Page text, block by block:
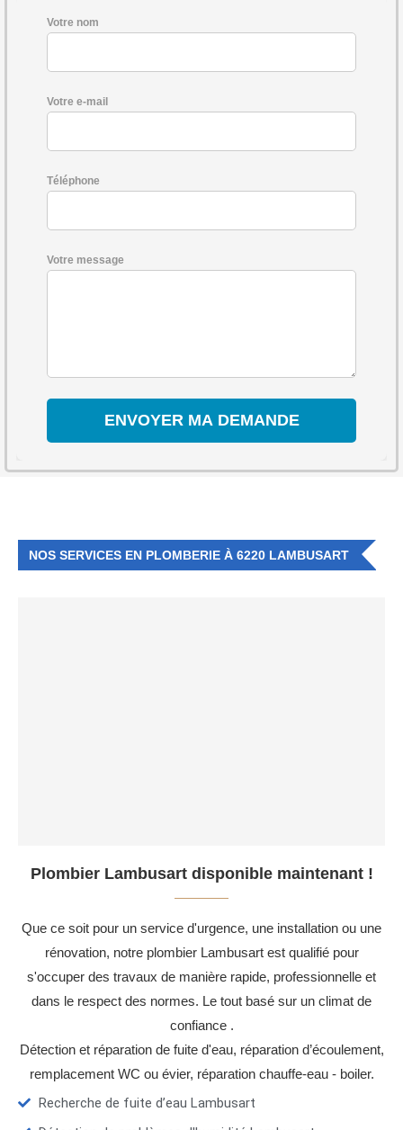
Votre nom
Votre e-mail
Téléphone
Votre message
NOS SERVICES EN PLOMBERIE À 6220 LAMBUSART
Plombier Lambusart disponible maintenant !
Que ce soit pour un service d'urgence, une installation ou une
rénovation, notre plombier Lambusart est qualifié pour
s'occuper des travaux de manière rapide, professionnelle et
dans le respect des normes. Le tout basé sur un climat de
confiance .
Détection et réparation de fuite d'eau, réparation d’écoulement,
remplacement WC ou évier, réparation chauffe-eau - boiler.
Recherche de fuite d’eau Lambusart